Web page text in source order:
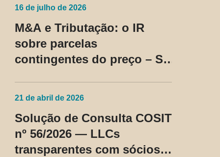
16 de julho de 2026
M&A e Tributação: o IR
sobre parcelas
contingentes do preço – SC
21 de abril de 2026
Solução de Consulta COSIT
nº 56/2026 — LLCs
transparentes com sócios